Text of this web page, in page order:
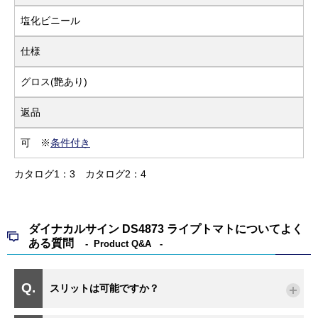
塩化ビニール
仕様
グロス(艶あり)
返品
可 ※条件付き
カタログ1：3 カタログ2：4
ダイナカルサイン DS4873 ライプトマトについてよく
ある質問
Product Q&A
スリットは可能ですか？